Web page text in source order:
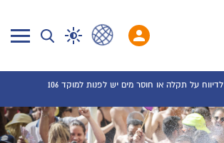
לדיווח על תקלה או חוסר מים יש לפנות למוקד 106